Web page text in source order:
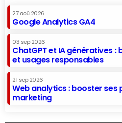
27 aoû 2026
Google Analytics GA4
03 sep 2026
ChatGPT et IA génératives :
et usages responsables
21 sep 2026
Web analytics : booster ses
marketing